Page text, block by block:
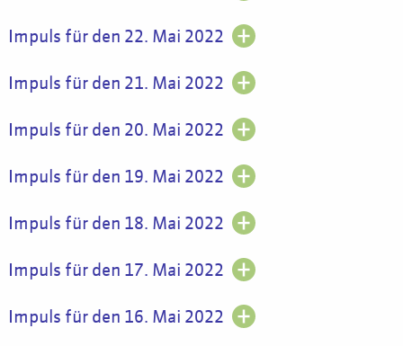
Impuls für den 22. Mai 2022
Impuls für den 21. Mai 2022
Impuls für den 20. Mai 2022
Impuls für den 19. Mai 2022
Impuls für den 18. Mai 2022
Impuls für den 17. Mai 2022
Impuls für den 16. Mai 2022